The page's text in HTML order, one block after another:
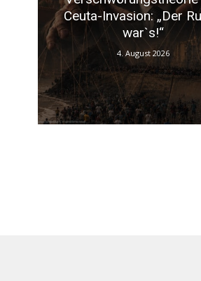
Ceuta-Invasion: „Der
war`s!“
4. August 2026